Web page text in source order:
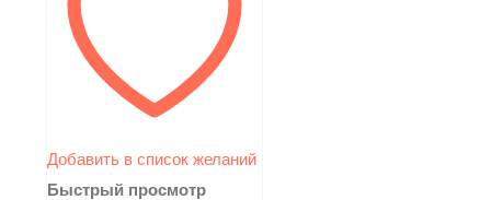
Добавить в список желаний
Быстрый просмотр